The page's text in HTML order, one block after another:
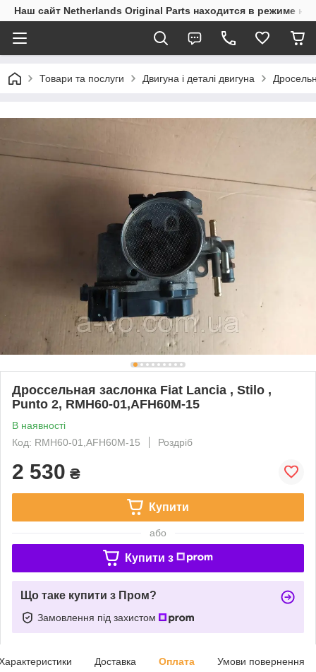
Наш сайт Netherlands Original Parts находится в режиме
Товари та послуги Двигуна і деталі двигуна
Дроссельная заслонка Fiat Lancia , Stilo ,
Punto 2, RMH60-01,AFH60M-15
В наявності
Код: RMH60-01,AFH60M-15
Роздріб
2 530 ₴
Купити
або
Купити з
Що таке купити з Пром?
Замовлення під захистом
Доставка Оплата Умови повернення